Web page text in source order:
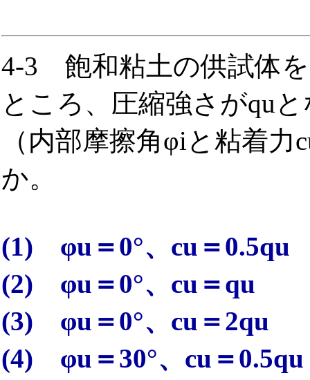
4-3 飽和粘土の供試体
ところ、圧縮強さがqu
（内部摩擦角φiと粘着
か。
(1) φu＝0°、cu＝0.5qu
(2) φu＝0°、cu＝qu
(3) φu＝0°、cu＝2qu
(4) φu＝30°、cu＝0.5qu